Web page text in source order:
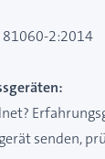
81060-2:2014
senden,